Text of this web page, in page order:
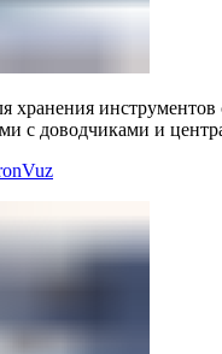
хранения
с доводчиками и